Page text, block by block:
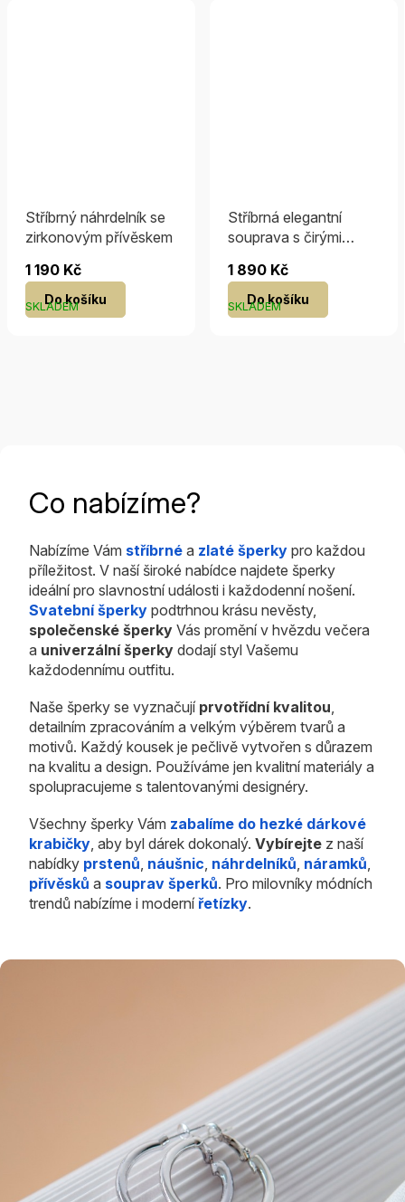
Stříbrný náhrdelník se
zirkonovým přívěskem
SKLADEM
1 190 Kč
Do košíku
Stříbrná elegantní
souprava s čirými
SKLADEM
1 890 Kč
Do košíku
Co nabízíme?
Nabízíme Vám stříbrné a zlaté šperky pro každou
příležitost. V naší široké nabídce najdete šperky
ideální pro slavnostní události i každodenní nošení.
Svatební šperky podtrhnou krásu nevěsty,
společenské šperky Vás promění v hvězdu večera
a univerzální šperky dodají styl Vašemu
každodennímu outfitu.
Naše šperky se vyznačují prvotřídní kvalitou,
detailním zpracováním a velkým výběrem tvarů a
motivů. Každý kousek je pečlivě vytvořen s důrazem
na kvalitu a design. Používáme jen kvalitní materiály a
spolupracujeme s talentovanými designéry.
Všechny šperky Vám zabalíme do hezké dárkové
krabičky, aby byl dárek dokonalý. Vybírejte z naší
nabídky prstenů, náušnic, náhrdelníků, náramků,
přívěsků a souprav šperků. Pro milovníky módních
trendů nabízíme i modernířetízky.